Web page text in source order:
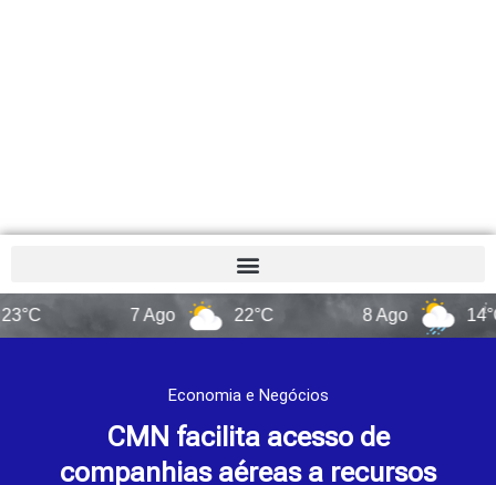
22°C 14°C
Economia e Negócios
CMN facilita acesso de
companhias aéreas a recursos